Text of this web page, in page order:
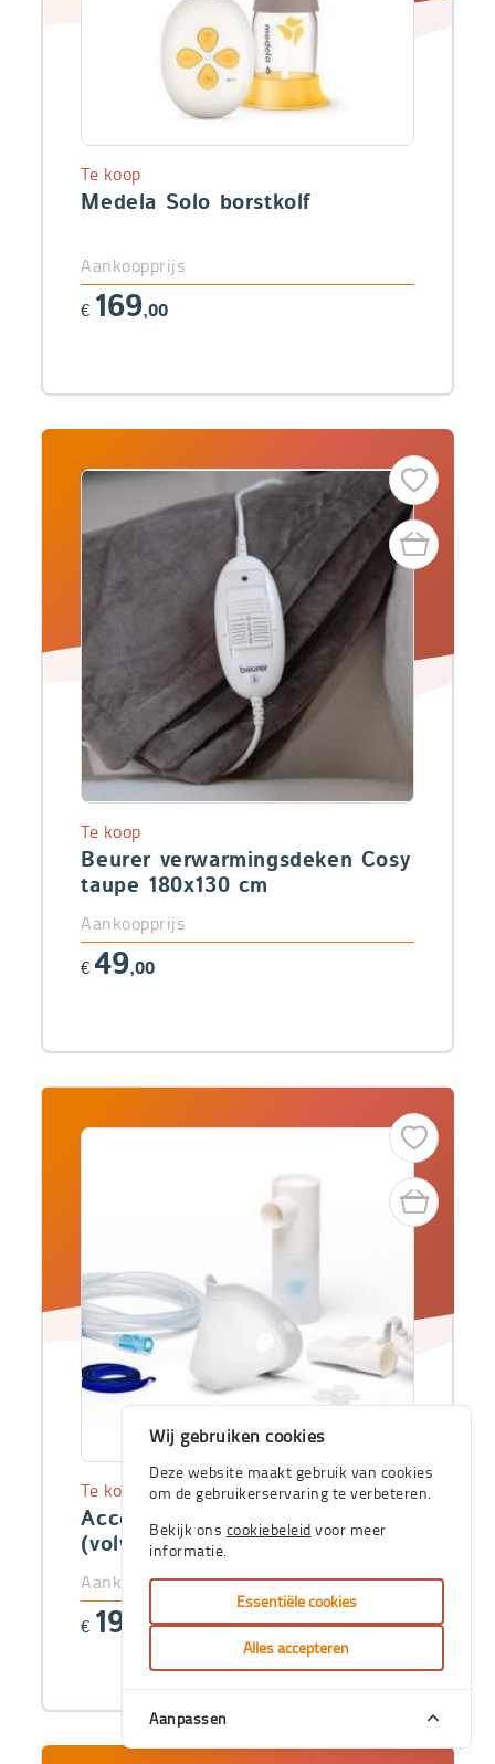
Medela Solo borstkolf
Te koop
Aankoopprijs
€ 169,00
Beurer verwarmingsdeken Cosy
taupe 180x130 cm
Te koop
Aankoopprijs
€ 49,00
Accessoireset voor Omron C28
(volw.)
Te koop
Aankoopprijs
€ 19 ,00
Wij gebruiken cookies
Deze website maakt gebruik van cookies
om de gebruikerservaring te verbeteren.
Bekijk ons cookiebeleid voor meer
informatie.
Essentiële cookies
Alles accepteren
Aanpassen